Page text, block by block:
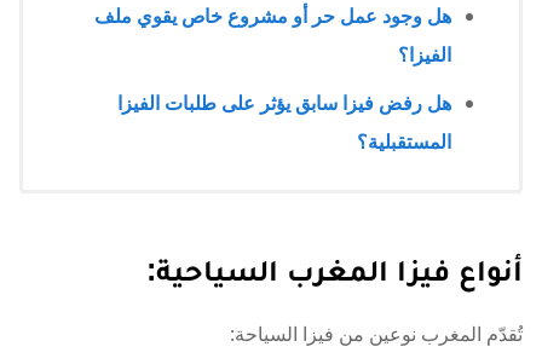
هل وجود عمل حر أو مشروع خاص يقوي ملف
الفيزا؟
هل رفض فيزا سابق يؤثر على طلبات الفيزا
المستقبلية؟
أنواع فيزا المغرب السياحية:
تُقدّم المغرب نوعين من فيزا السياحة: